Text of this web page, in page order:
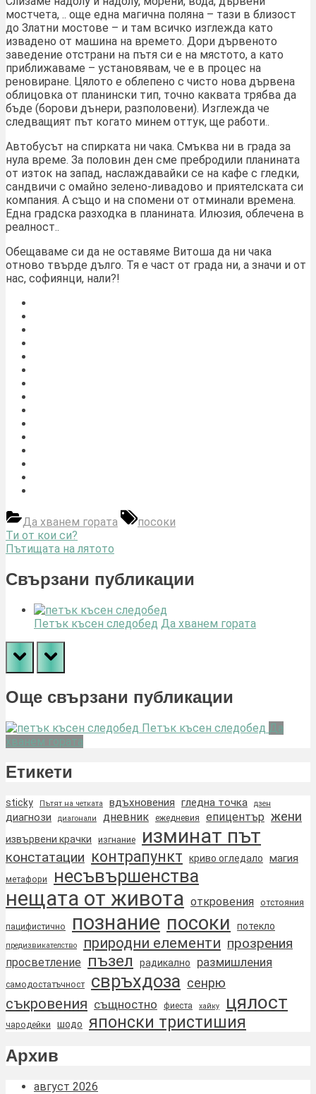
мостчета, .. още една магична поляна – тази в близост
до Златни мостове – и там всичко изглежда като
извадено от машина на времето. Дори дървеното
заведение отстрани на пътя си е на мястото, а като
приближаваме – установявам, че е в процес на
реновиране. Цялото е облепено с чисто нова дървена
облицовка от планински тип, точно каквата трябва да
бъде (борови дънери, разполовени). Изглежда че
следващият път когато минем оттук, ще работи..
Автобусът на спирката ни чака. Смъква ни в града за
нула време. За половин ден сме пребродили планината
от изток на запад, наслаждавайки се на кафе с гледки,
сандвичи с омайно зелено-ливадово и приятелската си
компания. А също и на спомени от отминали времена.
Една градска разходка в планината. Илюзия, облечена в
реалност..
Обещаваме си да не оставяме Витоша да ни чака
отново твърде дълго. Тя е част от града ни, а значи и от
нас, софиянци, нали?!
Да хванем гората
Tags:
посоки
Навигация
Previous
Post:
Ти от кои си?
Next
Пътищата на лятото
Свързани публикации
Петък късен следобед Да хванем гората
prev next
Още свързани публикации
Петък късен следобед Да
хванем гората
Етикети
sticky Пътят на четката вдъхновения гледна точка дзен
диагнози диагонали дневник ежедневия епицентър жени
извървени крачки изгнание изминат път
констатации контрапункт криво огледало магия
метафори несъвършенства
нещата от живота откровения отстояния
пацифистично познание посоки потекло
предизвикателство природни елементи прозрения
просветление пъзел радикално размишления
самодостатъчност свръхдоза сенрю
съкровения същностно фиеста хайку цялост
чародейки шодо
японски тристишия
Архив
август 2026